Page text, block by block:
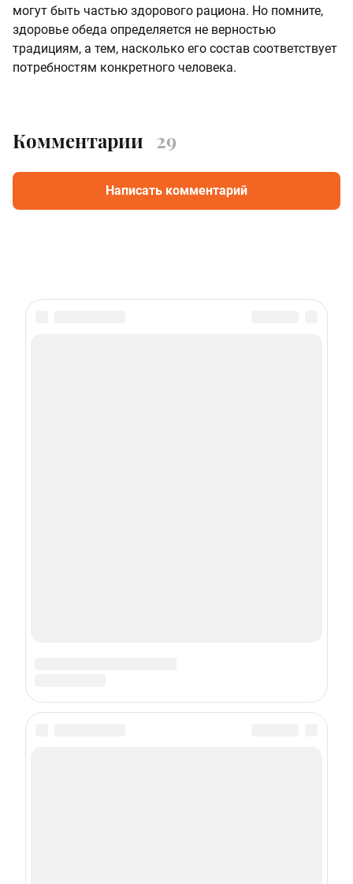
могут быть частью здорового рациона. Но помните,
здоровье обеда определяется не верностью
традициям, а тем, насколько его состав соответствует
потребностям конкретного человека.
Комментарии 29
Написать комментарий